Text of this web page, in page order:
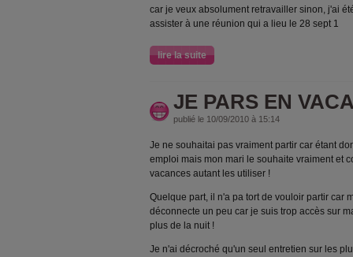
car je veux absolument retravailler sinon, j'ai
assister à une réunion qui a lieu le 28 sept 1
lire la suite
JE PARS EN
publié le 10/09/2010 à 15:14
Je ne souhaitai pas vraiment partir car étant
emploi mais mon mari le souhaite vraiment et
vacances autant les utiliser !
Quelque part, il n'a pa tort de vouloir partir car
déconnecte un peu car je suis trop accès sur
plus de la nuit !
Je n'ai décroché qu'un seul entretien sur les